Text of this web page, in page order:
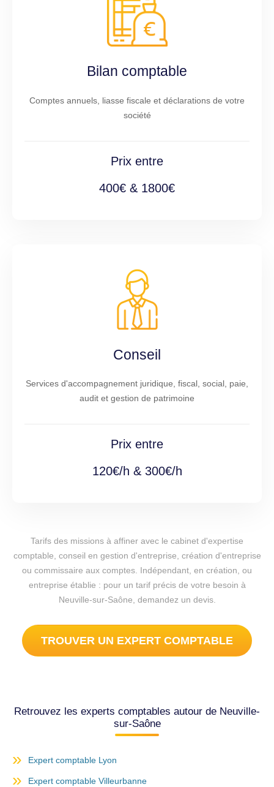
Bilan comptable
Comptes annuels, liasse fiscale et déclarations de votre
société
Prix entre
400€ & 1800€
Conseil
Services d'accompagnement juridique, fiscal, social, paie,
audit et gestion de patrimoine
Prix entre
120€/h & 300€/h
Tarifs des missions à affiner avec le cabinet d'expertise
comptable, conseil en gestion d'entreprise, création d'entreprise
ou commissaire aux comptes. Indépendant, en création, ou
entreprise établie : pour un tarif précis de votre besoin à
Neuville-sur-Saône, demandez un devis.
TROUVER UN EXPERT COMPTABLE
Retrouvez les experts comptables autour de Neuville-
sur-Saône
Expert comptable Lyon
Expert comptable Villeurbanne